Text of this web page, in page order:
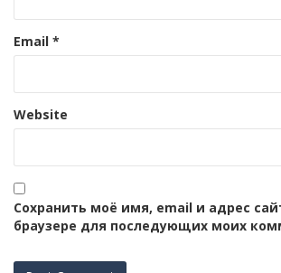
Email *
Website
Сохранить моё имя, email и адрес
браузере для последующих моих